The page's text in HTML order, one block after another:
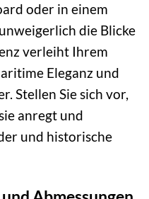
oder in einem
die Blicke
verleiht Ihrem
Eleganz und
Stellen Sie sich vor,
anregt und
und historische